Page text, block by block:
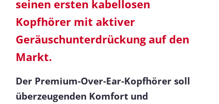
seinen ersten kabellosen
Kopfhörer mit aktiver
Geräuschunterdrückung auf den
Markt.
Der Premium-Over-Ear-Kopfhörer soll
überzeugenden Komfort und